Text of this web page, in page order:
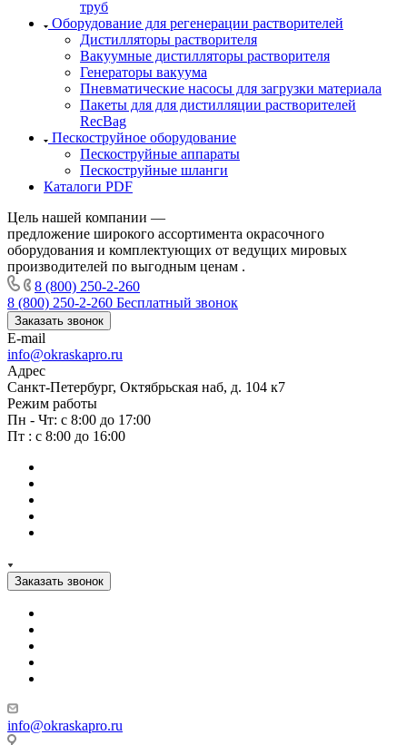
труб
Оборудование для регенерации растворителей
Дистилляторы растворителя
Вакуумные дистилляторы растворителя
Генераторы вакуума
Пневматические насосы для загрузки материала
Пакеты для для дистилляции растворителей
RecBag
Пескоструйное оборудование
Пескоструйные аппараты
Пескоструйные шланги
Каталоги PDF
Цель нашей компании —
предложение широкого ассортимента окрасочного
оборудования и комплектующих от ведущих мировых
производителей по выгодным ценам .
8 (800) 250-2-260
8 (800) 250-2-260 Бесплатный звонок
Заказать звонок
E-mail
info@okraskapro.ru
Адрес
Санкт-Петербург, Октябрьская наб, д. 104 к7
Режим работы
Пн - Чт: с 8:00 до 17:00
Пт : с 8:00 до 16:00
Заказать звонок
info@okraskapro.ru